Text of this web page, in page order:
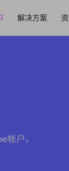
解决方案
户。